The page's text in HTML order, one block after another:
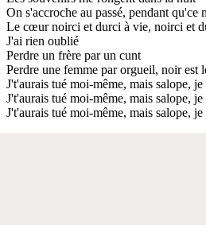
On s'accroche au passé, pendant qu'ce
Le cœur noirci et durci à vie, noirci et
J'ai rien oublié
Perdre un frère par un cunt
Perdre une femme par orgueil, noir est
J't'aurais tué moi-même, mais salope,
J't'aurais tué moi-même, mais salope,
J't'aurais tué moi-même, mais salope,